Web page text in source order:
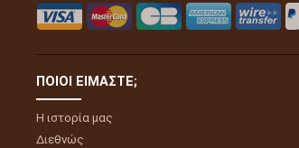
ΠΟΙΟΙ ΕΊΜΑΣΤΕ;
Η ιστορία μας
Διεθνώς